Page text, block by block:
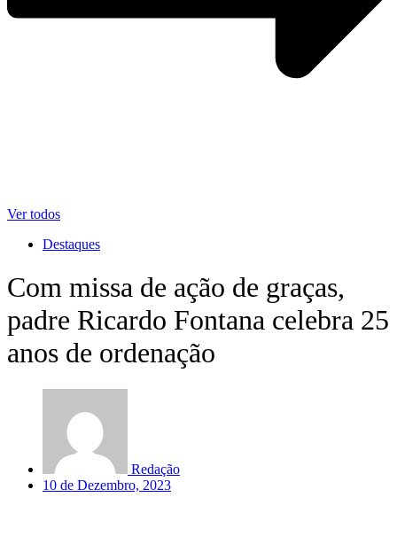
Ver todos
Destaques
Com missa de ação de graças,
padre Ricardo Fontana celebra 25
anos de ordenação
Redação
10 de Dezembro, 2023